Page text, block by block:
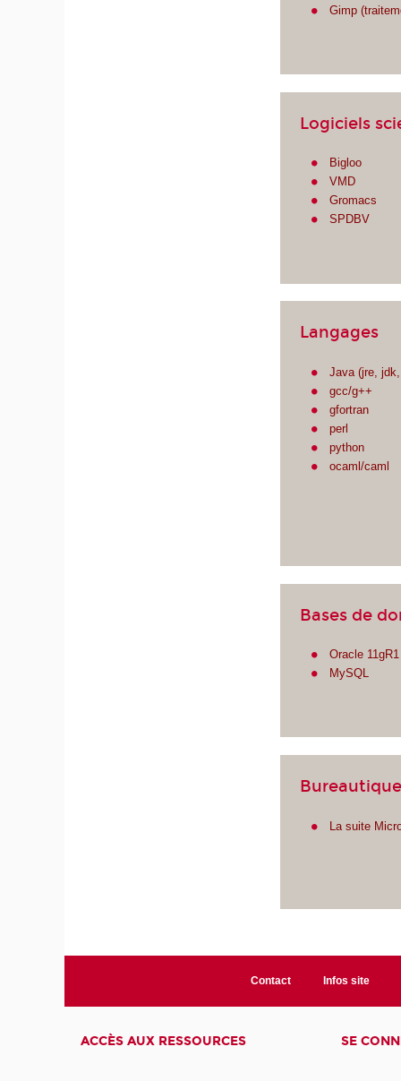
Gimp
Logiciels
Bigloo
VMD
Gromacs
SPDBV
Langages
Java (jre,
gcc/g++
gfortran
perl
python
ocaml/caml
Bases de
Oracle 11gR1
MySQL
Bureautique
La suite
Contact Infos site
ACCÈS AUX RESSOURCES SE